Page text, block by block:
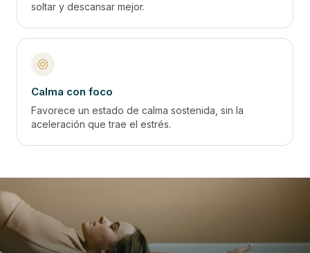
soltar y descansar mejor.
Calma con foco
Favorece un estado de calma sostenida, sin la
aceleración que trae el estrés.